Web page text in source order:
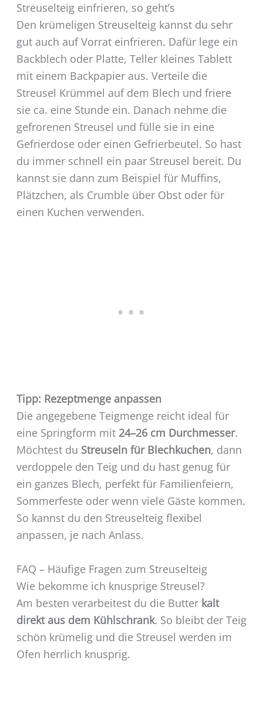
Streuselteig einfrieren, so geht’s
Den krümeligen Streuselteig kannst du sehr
gut auch auf Vorrat einfrieren. Dafür lege ein
Backblech oder Platte, Teller kleines Tablett
mit einem Backpapier aus. Verteile die
Streusel Krümmel auf dem Blech und friere
sie ca. eine Stunde ein. Danach nehme die
gefrorenen Streusel und fülle sie in eine
Gefrierdose oder einen Gefrierbeutel. So hast
du immer schnell ein paar Streusel bereit. Du
kannst sie dann zum Beispiel für Muffins,
Plätzchen, als Crumble über Obst oder für
einen Kuchen verwenden.
Tipp: Rezeptmenge anpassen
Die angegebene Teigmenge reicht ideal für
eine Springform mit 24–26 cm Durchmesser.
Möchtest du Streuseln für Blechkuchen, dann
verdoppele den Teig und du hast genug für
ein ganzes Blech, perfekt für Familienfeiern,
Sommerfeste oder wenn viele Gäste kommen.
So kannst du den Streuselteig flexibel
anpassen, je nach Anlass.
FAQ – Häufige Fragen zum Streuselteig
Wie bekomme ich knusprige Streusel?
Am besten verarbeitest du die Butter kalt
direkt aus dem Kühlschrank. So bleibt der Teig
schön krümelig und die Streusel werden im
Ofen herrlich knusprig.